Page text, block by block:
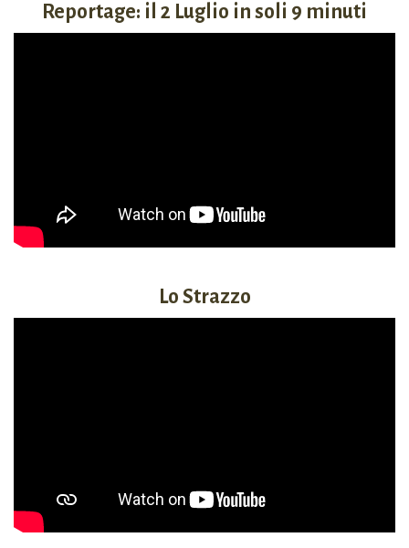
Reportage: il 2 Luglio in soli 9 minuti
Lo Strazzo